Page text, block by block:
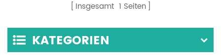
mit rotierender
Vakuumpumpe
Insgesamt 1 Seiten
KATEGORIEN